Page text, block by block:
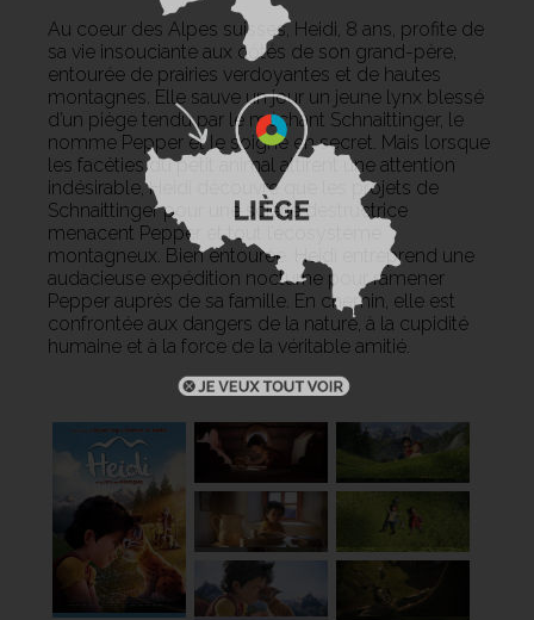
Au coeur des Alpes suisses, Heidi, 8 ans, profite de
sa vie insouciante aux côtés de son grand-père,
entourée de prairies verdoyantes et de hautes
montagnes. Elle sauve un jour un jeune lynx blessé
d’un piège tendu par le méchant Schnaittinger, le
nomme Pepper et le soigne en secret. Mais lorsque
les facéties du petit animal attirent une attention
indésirable, Heidi découvre que les projets de
Schnaittinger pour une scierie destructrice
menacent Pepper et tout l’écosystème
montagneux. Bien entourée, Heidi entreprend une
audacieuse expédition nocturne pour ramener
Pepper auprès de sa famille. En chemin, elle est
confrontée aux dangers de la nature, à la cupidité
humaine et à la force de la véritable amitié.